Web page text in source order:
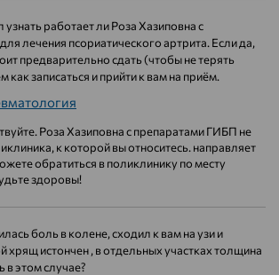
работает ли Роза Хазиповна с
лечения псориатического артрита. Если да,
предварительно сдать (чтобы не терять
как записаться и прийти к вам на приём.
Роза Хазиповна с препаратами ГИБП не
к которой вы относитесь. направляет
обратиться в поликлинику по месту
здоровы!
боль в колене, сходил к вам на узи и
хрящ истончен , в отдельных участках толщина
в этом случае?